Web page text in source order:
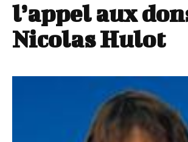
l’appel aux
Nicolas Hulot